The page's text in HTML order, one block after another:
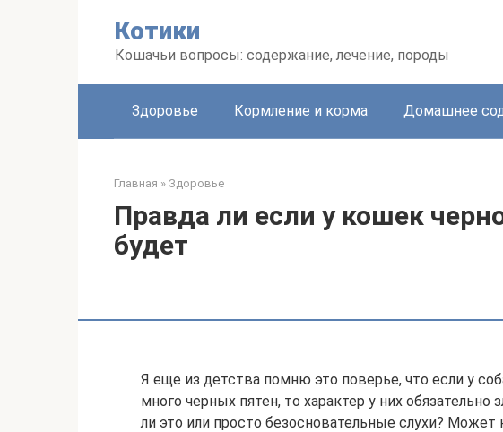
Котики
Кошачьи вопросы: содержание, лечение, породы
Здоровье Кормление и корма Домашнее
Главная » Здоровье
Правда ли если у кошек
будет
Я еще из детства помню это поверье, что если у
много черных пятен, то характер у них
ли это или просто безосновательные слухи? Может